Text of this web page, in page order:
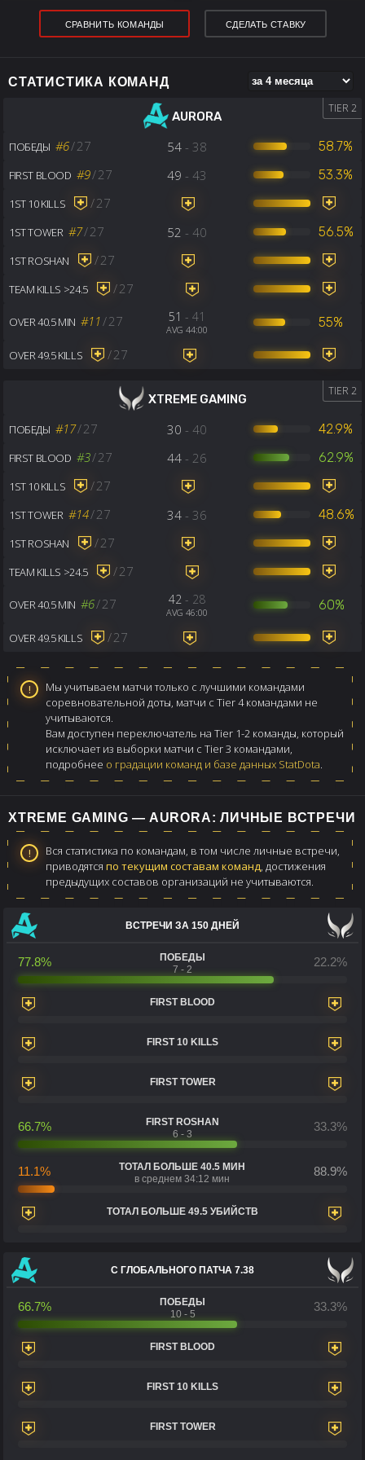
СРАВНИТЬ КОМАНДЫ СДЕЛАТЬ СТАВКУ
СТАТИСТИКА КОМАНД
AURORA
TIER 2
ПОБЕДЫ #6/27 54- 38 58.7%
FIRST BLOOD #9/27 49 - 43 53.3%
1ST 10 KILLS /27
1ST TOWER #7/27 52 - 40 56.5%
1ST ROSHAN /27
TEAM KILLS >24.5 /27
OVER 40.5 MIN #11/27 51 - 41
AVG 44:00 55%
OVER 49.5 KILLS /27
XTREME GAMING
TIER 2
ПОБЕДЫ #17/27 30 - 40 42.9%
FIRST BLOOD #3/27 44- 26 62.9%
1ST 10 KILLS /27
1ST TOWER #14/27 34- 36 48.6%
1ST ROSHAN /27
TEAM KILLS >24.5 /27
OVER 40.5 MIN #6/27 42 - 28
AVG 46:00 60%
OVER 49.5 KILLS /27
Мы учитываем матчи только с лучшими командами
соревновательной доты, матчи с Tier 4 командами не
учитываются.
Вам доступен переключатель на Tier 1-2 команды, который
исключает из выборки матчи с Tier 3 командами,
подробнее о градации команд и базе данных StatDota.
XTREME GAMING — AURORA: ЛИЧНЫЕ ВСТРЕЧИ
Вся статистика по командам, в том числе личные встречи,
приводятся по текущим составам команд, достижения
предыдущих составов организаций не учитываются.
ВСТРЕЧИ ЗА 150 ДНЕЙ
77.8%
ПОБЕДЫ
7 - 2
22.2%
FIRST BLOOD
FIRST 10 KILLS
FIRST TOWER
66.7%
FIRST ROSHAN
6 - 3
33.3%
11.1%
ТОТАЛ БОЛЬШЕ 40.5 МИН
в среднем 34:12 мин
88.9%
ТОТАЛ БОЛЬШЕ 49.5 УБИЙСТВ
С ГЛОБАЛЬНОГО ПАТЧА 7.38
66.7%
ПОБЕДЫ
10 - 5
33.3%
FIRST BLOOD
FIRST 10 KILLS
FIRST TOWER